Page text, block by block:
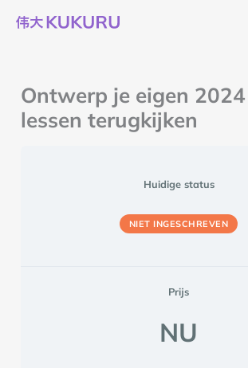
naar
Ontwerp je eigen
lessen terugkijken
Huidige status
NIET INGESCHREVEN
Prijs
NU